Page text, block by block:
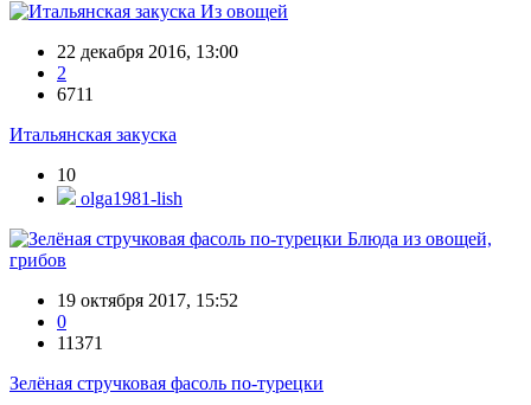
Из овощей
22 декабря 2016, 13:00
2
6711
Итальянская закуска
10
olga1981-lish
Блюда из овощей,
грибов
19 октября 2017, 15:52
0
11371
Зелёная стручковая фасоль по-турецки